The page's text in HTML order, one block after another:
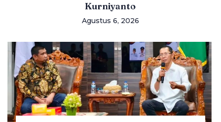
Kurniyanto
Agustus 6, 2026